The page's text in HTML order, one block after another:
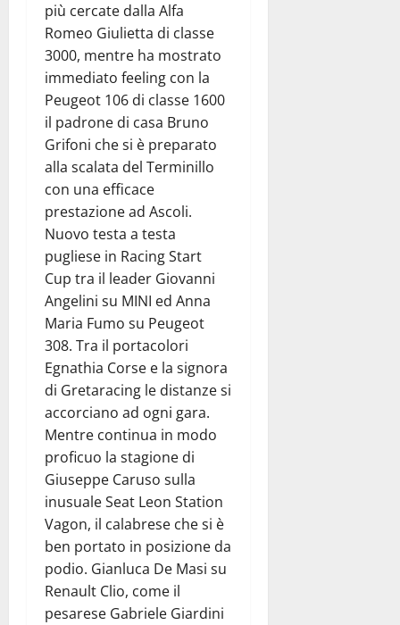
più cercate dalla Alfa
Romeo Giulietta di classe
3000, mentre ha mostrato
immediato feeling con la
Peugeot 106 di classe 1600
il padrone di casa Bruno
Grifoni che si è preparato
alla scalata del Terminillo
con una efficace
prestazione ad Ascoli.
Nuovo testa a testa
pugliese in Racing Start
Cup tra il leader Giovanni
Angelini su MINI ed Anna
Maria Fumo su Peugeot
308. Tra il portacolori
Egnathia Corse e la signora
di Gretaracing le distanze si
accorciano ad ogni gara.
Mentre continua in modo
proficuo la stagione di
Giuseppe Caruso sulla
inusuale Seat Leon Station
Vagon, il calabrese che si è
ben portato in posizione da
podio. Gianluca De Masi su
Renault Clio, come il
pesarese Gabriele Giardini